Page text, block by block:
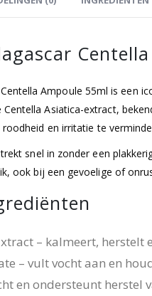
Ampoule 55ml is een
Asiatica-extract,
en irritatie te
snel in zonder een
ook bij een gevoelige of
– kalmeert,
– vult vocht aan en
en ondersteunt herstel